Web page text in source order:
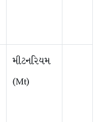
મીટનરિયમ
(Mt)